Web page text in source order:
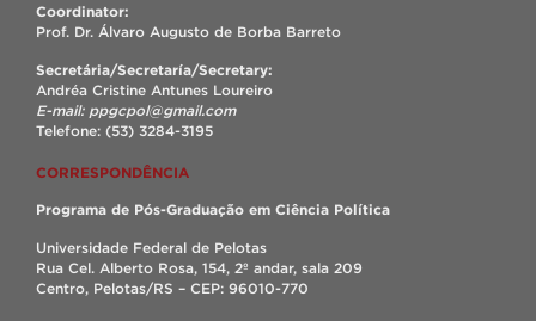
Coordinator:
Prof. Dr. Álvaro Augusto de Borba Barreto
Secretária/Secretaría/Secretary:
Andréa Cristine Antunes Loureiro
E-mail: ppgcpol@gmail.com
Telefone: (53) 3284-3195
CORRESPONDÊNCIA
Programa de Pós-Graduação em Ciência Política
Universidade Federal de Pelotas
Rua Cel. Alberto Rosa, 154, 2º andar, sala 209
Centro, Pelotas/RS – CEP: 96010-770